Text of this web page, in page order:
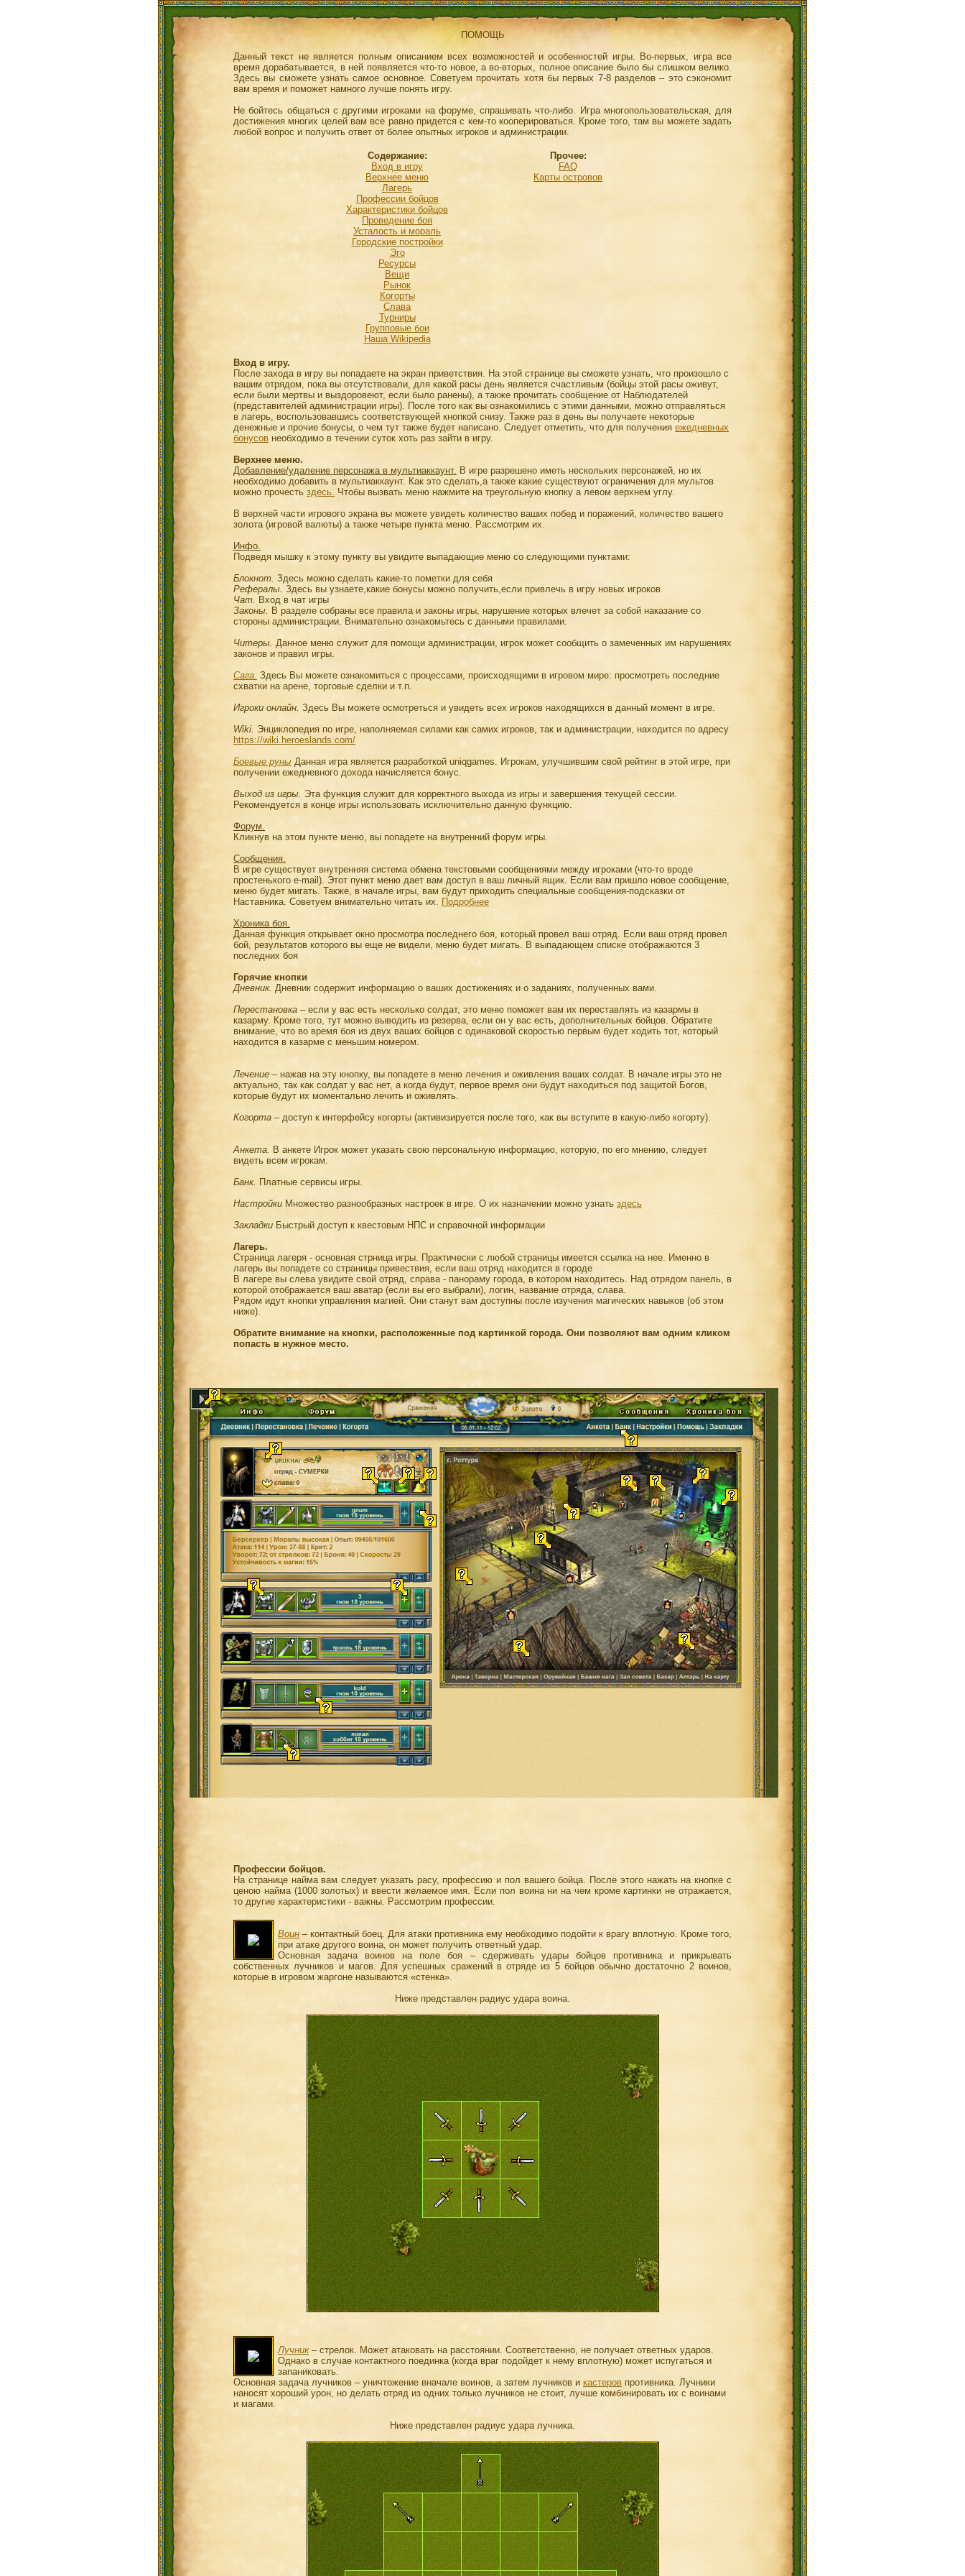
ПОМОЩЬ
Данный текст не является полным описанием всех возможностей и особенностей игры. Во-первых, игра все
время дорабатывается, в ней появляется что-то новое, а во-вторых, полное описание было бы слишком велико.
Здесь вы сможете узнать самое основное. Советуем прочитать хотя бы первых 7-8 разделов – это сэкономит
вам время и поможет намного лучше понять игру.
Не бойтесь общаться с другими игроками на форуме, спрашивать что-либо. Игра многопользовательская, для
достижения многих целей вам все равно придется с кем-то кооперироваться. Кроме того, там вы можете задать
любой вопрос и получить ответ от более опытных игроков и администрации.
Содержание:
Вход в игру
Верхнее меню
Лагерь
Профессии бойцов
Характеристики бойцов
Проведение боя
Усталость и мораль
Городские постройки
Эго
Ресурсы
Вещи
Рынок
Когорты
Слава
Турниры
Групповые бои
Наша Wikipedia
Прочее:
FAQ
Карты островов
Вход в игру.
После захода в игру вы попадаете на экран приветствия. На этой странице вы сможете узнать, что произошло с
вашим отрядом, пока вы отсутствовали, для какой расы день является счастливым (бойцы этой расы оживут,
если были мертвы и выздоровеют, если было ранены), а также прочитать сообщение от Наблюдателей
(представителей администрации игры). После того как вы ознакомились с этими данными, можно отправляться
в лагерь, воспользовавшись соответствующей кнопкой снизу. Также раз в день вы получаете некоторые
денежные и прочие бонусы, о чем тут также будет написано. Следует отметить, что для получения ежедневных
бонусов необходимо в течении суток хоть раз зайти в игру.
Верхнее меню.
Добавление/удаление персонажа в мультиаккаунт. В игре разрешено иметь нескольких персонажей, но их
необходимо добавить в мультиаккаунт. Как это сделать,а также какие существуют ограничения для мультов
можно прочесть здесь. Чтобы вызвать меню нажмите на треугольную кнопку а левом верхнем углу.
В верхней части игрового экрана вы можете увидеть количество ваших побед и поражений, количество вашего
золота (игровой валюты) а также четыре пункта меню. Рассмотрим их.
Инфо.
Подведя мышку к этому пункту вы увидите выпадающие меню со следующими пунктами:
Блокнот. Здесь можно сделать какие-то пометки для себя
Рефералы. Здесь вы узнаете,какие бонусы можно получить,если привлечь в игру новых игроков
Чат. Вход в чат игры
Законы. В разделе собраны все правила и законы игры, нарушение которых влечет за собой наказание со
стороны администрации. Внимательно ознакомьтесь с данными правилами.
Читеры. Данное меню служит для помощи администрации, игрок может сообщить о замеченных им нарушениях
законов и правил игры.
Сага. Здесь Вы можете ознакомиться с процессами, происходящими в игровом мире: просмотреть последние
схватки на арене, торговые сделки и т.п.
Игроки онлайн. Здесь Вы можете осмотреться и увидеть всех игроков находящихся в данный момент в игре.
Wiki. Энциклопедия по игре, наполняемая силами как самих игроков, так и администрации, находится по адресу
https://wiki.heroeslands.com/
Боевые руны Данная игра является разработкой uniqgames. Игрокам, улучшившим свой рейтинг в этой игре, при
получении ежедневного дохода начисляется бонус.
Выход из игры. Эта функция служит для корректного выхода из игры и завершения текущей сессии.
Рекомендуется в конце игры использовать исключительно данную функцию.
Форум.
Кликнув на этом пункте меню, вы попадете на внутренний форум игры.
Сообщения.
В игре существует внутренняя система обмена текстовыми сообщениями между игроками (что-то вроде
простенького e-mail). Этот пункт меню дает вам доступ в ваш личный ящик. Если вам пришло новое сообщение,
меню будет мигать. Также, в начале игры, вам будут приходить специальные сообщения-подсказки от
Наставника. Советуем внимательно читать их. Подробнее
Хроника боя.
Данная функция открывает окно просмотра последнего боя, который провел ваш отряд. Если ваш отряд провел
бой, результатов которого вы еще не видели, меню будет мигать. В выпадающем списке отображаются 3
последних боя
Горячие кнопки
Дневник. Дневник содержит информацию о ваших достижениях и о заданиях, полученных вами.
Перестановка – если у вас есть несколько солдат, это меню поможет вам их переставлять из казармы в
казарму. Кроме того, тут можно выводить из резерва, если он у вас есть, дополнительных бойцов. Обратите
внимание, что во время боя из двух ваших бойцов с одинаковой скоростью первым будет ходить тот, который
находится в казарме с меньшим номером.
Лечение – нажав на эту кнопку, вы попадете в меню лечения и оживления ваших солдат. В начале игры это не
актуально, так как солдат у вас нет, а когда будут, первое время они будут находиться под защитой Богов,
которые будут их моментально лечить и оживлять.
Когорта – доступ к интерфейсу когорты (активизируется после того, как вы вступите в какую-либо когорту).
Анкета. В анкете Игрок может указать свою персональную информацию, которую, по его мнению, следует
видеть всем игрокам.
Банк. Платные сервисы игры.
Настройки Множество разнообразных настроек в игре. О их назначении можно узнать здесь
Закладки Быстрый доступ к квестовым НПС и справочной информации
Лагерь.
Страница лагеря - основная стрница игры. Практически с любой страницы имеется ссылка на нее. Именно в
лагерь вы попадете со страницы привествия, если ваш отряд находится в городе
В лагере вы слева увидите свой отряд, справа - панораму города, в котором находитесь. Над отрядом панель, в
которой отображается ваш аватар (если вы его выбрали), логин, название отряда, слава.
Рядом идут кнопки управления магией. Они станут вам доступны после изучения магических навыков (об этом
ниже).
Обратите внимание на кнопки, расположенные под картинкой города. Они позволяют вам одним кликом
попасть в нужное место.
Профессии бойцов.
На странице найма вам следует указать расу, профессию и пол вашего бойца. После этого нажать на кнопке с
ценою найма (1000 золотых) и ввести желаемое имя. Если пол воина ни на чем кроме картинки не отражается,
то другие характеристики - важны. Рассмотрим профессии.
Воин – контактный боец. Для атаки противника ему необходимо подойти к врагу вплотную. Кроме того,
при атаке другого воина, он может получить ответный удар.
Основная задача воинов на поле боя – сдерживать удары бойцов противника и прикрывать
собственных лучников и магов. Для успешных сражений в отряде из 5 бойцов обычно достаточно 2 воинов,
которые в игровом жаргоне называются «стенка».
Ниже представлен радиус удара воина.
Лучник– стрелок. Может атаковать на расстоянии. Соответственно, не получает ответных ударов.
Однако в случае контактного поединка (когда враг подойдет к нему вплотную) может испугаться и
запаниковать.
Основная задача лучников – уничтожение вначале воинов, а затем лучников и кастеров противника. Лучники
наносят хороший урон, но делать отряд из одних только лучников не стоит, лучше комбинировать их с воинами
и магами.
Ниже представлен радиус удара лучника.